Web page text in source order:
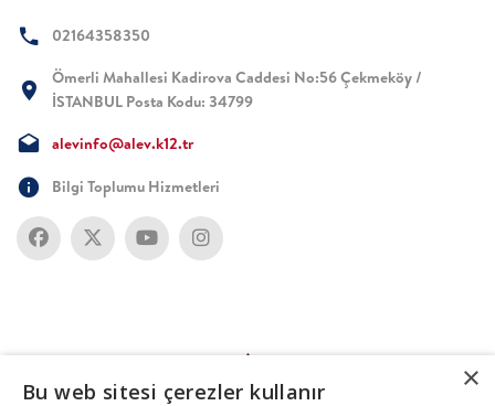
02164358350
Ömerli Mahallesi Kadirova Caddesi No:56 Çekmeköy /
İSTANBUL Posta Kodu: 34799
alevinfo@alev.k12.tr
Bilgi Toplumu Hizmetleri
×
Bu web sitesi çerezler kullanır